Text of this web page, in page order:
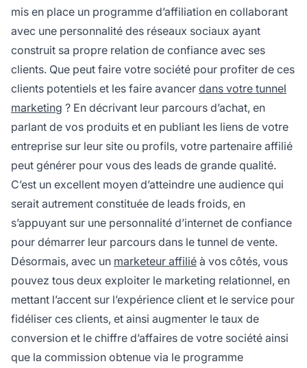
mis en place un programme d’affiliation en collaborant
avec une personnalité des réseaux sociaux ayant
construit sa propre relation de confiance avec ses
clients. Que peut faire votre société pour profiter de ces
clients potentiels et les faire avancer dans votre tunnel
marketing ? En décrivant leur parcours d’achat, en
parlant de vos produits et en publiant les liens de votre
entreprise sur leur site ou profils, votre partenaire affilié
peut générer pour vous des leads de grande qualité.
C’est un excellent moyen d’atteindre une audience qui
serait autrement constituée de leads froids, en
s’appuyant sur une personnalité d’internet de confiance
pour démarrer leur parcours dans le tunnel de vente.
Désormais, avec un marketeur affilié à vos côtés, vous
pouvez tous deux exploiter le marketing relationnel, en
mettant l’accent sur l’expérience client et le service pour
fidéliser ces clients, et ainsi augmenter le taux de
conversion et le chiffre d’affaires de votre société ainsi
que la commission obtenue via le programme